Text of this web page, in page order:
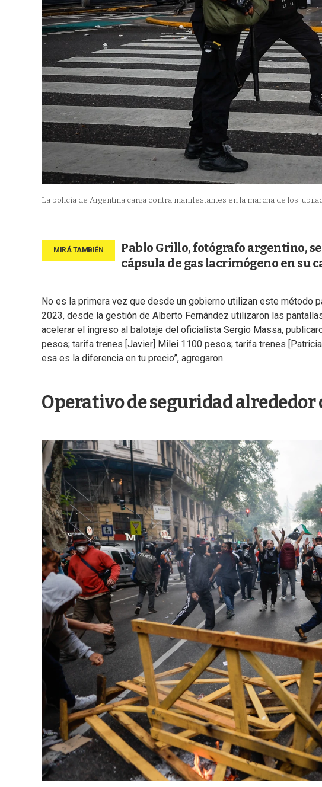
La policía de Argentina carga contra manifestantes en la marcha de los
Pablo Grillo, fotógrafo argentino,
cápsula de gas lacrimógeno en su
No es la primera vez que desde un gobierno utilizan este método
2023, desde la gestión de Alberto Fernández utilizaron las
acelerar el ingreso al balotaje del oficialista Sergio Massa,
pesos; tarifa trenes [Javier] Milei 1100 pesos; tarifa trenes
esa es la diferencia en tu precio”, agregaron.
Operativo de seguridad alrededor